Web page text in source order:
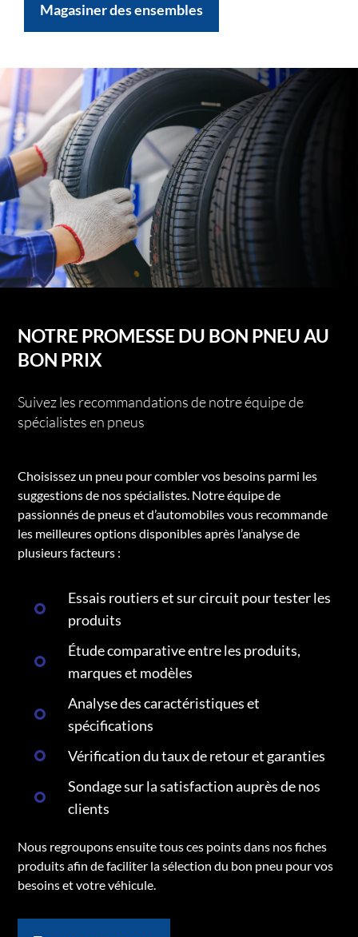
Magasiner des ensembles
NOTRE PROMESSE DU BON PNEU AU
BON PRIX
Suivez les recommandations de notre équipe de
spécialistes en pneus
Choisissez un pneu pour combler vos besoins parmi les
suggestions de nos spécialistes. Notre équipe de
passionnés de pneus et d’automobiles vous recommande
les meilleures options disponibles après l’analyse de
plusieurs facteurs :
Essais routiers et sur circuit pour tester les
produits
Étude comparative entre les produits,
marques et modèles
Analyse des caractéristiques et
spécifications
Vérification du taux de retour et garanties
Sondage sur la satisfaction auprès de nos
clients
Nous regroupons ensuite tous ces points dans nos fiches
produits afin de faciliter la sélection du bon pneu pour vos
besoins et votre véhicule.